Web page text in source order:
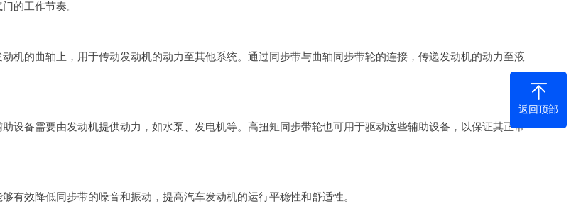
的工作节奏。
机的曲轴上，用于传动发动机的动力至其他系统。通过同步带与曲轴同步带轮的连接，传递发动机的动力至液
设备需要由发动机提供动力，如水泵、发电机等。高扭矩同步带轮也可用于驱动这些辅助设备，以保证其正常
有效降低同步带的噪音和振动，提高汽车发动机的运行平稳性和舒适性。
返回顶部